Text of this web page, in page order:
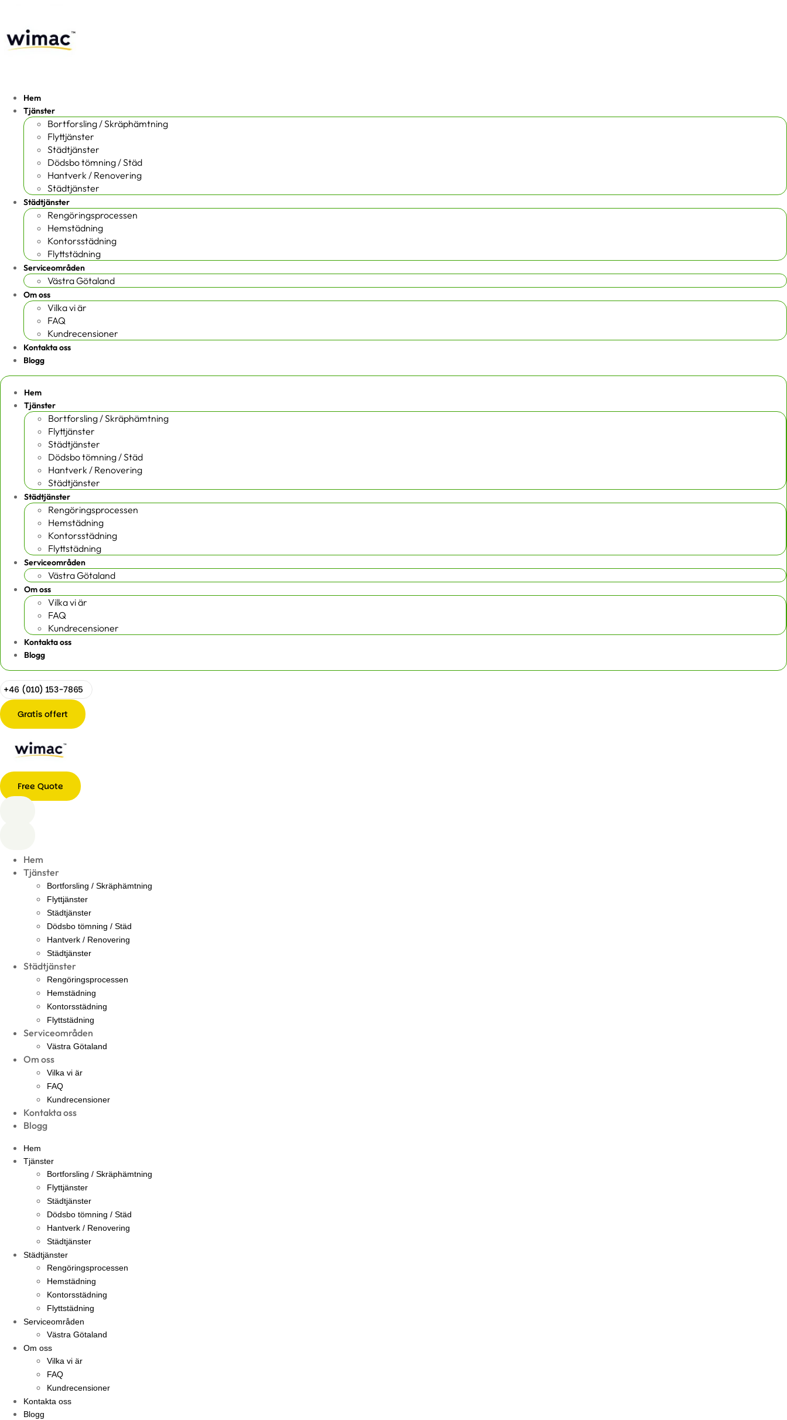
Hem
Tjänster
Bortforsling / Skräphämtning
Flyttjänster
Städtjänster
Dödsbo tömning / Städ
Hantverk / Renovering
Städtjänster
Städtjänster
Rengöringsprocessen
Hemstädning
Kontorsstädning
Flyttstädning
Serviceområden
Västra Götaland
Om oss
Vilka vi är
FAQ
Kundrecensioner
Kontakta oss
Blogg
Hem
Tjänster
Bortforsling / Skräphämtning
Flyttjänster
Städtjänster
Dödsbo tömning / Städ
Hantverk / Renovering
Städtjänster
Städtjänster
Rengöringsprocessen
Hemstädning
Kontorsstädning
Flyttstädning
Serviceområden
Västra Götaland
Om oss
Vilka vi är
FAQ
Kundrecensioner
Kontakta oss
Blogg
+46 (010) 153-7865
Gratis offert
Free Quote
Hem
Tjänster
Bortforsling / Skräphämtning
Flyttjänster
Städtjänster
Dödsbo tömning / Städ
Hantverk / Renovering
Städtjänster
Städtjänster
Rengöringsprocessen
Hemstädning
Kontorsstädning
Flyttstädning
Serviceområden
Västra Götaland
Om oss
Vilka vi är
FAQ
Kundrecensioner
Kontakta oss
Blogg
Hem
Tjänster
Bortforsling / Skräphämtning
Flyttjänster
Städtjänster
Dödsbo tömning / Städ
Hantverk / Renovering
Städtjänster
Städtjänster
Rengöringsprocessen
Hemstädning
Kontorsstädning
Flyttstädning
Serviceområden
Västra Götaland
Om oss
Vilka vi är
FAQ
Kundrecensioner
Kontakta oss
Blogg